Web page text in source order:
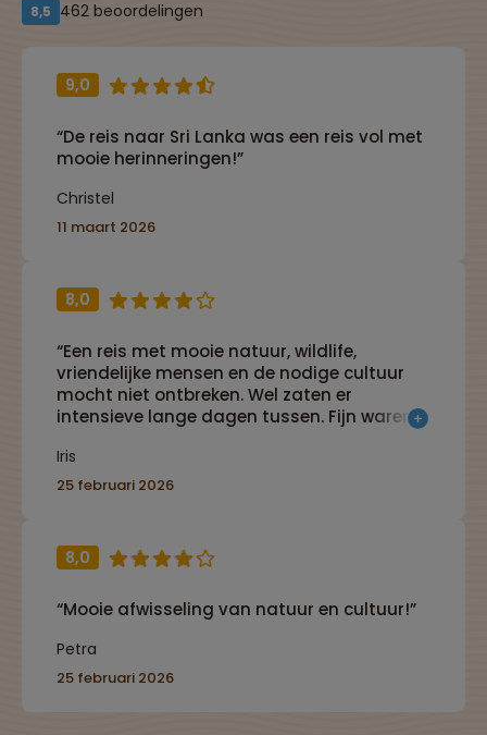
8,5 462 beoordelingen
9,0
“De reis naar Sri Lanka was een reis vol met
mooie herinneringen!”
Christel
11 maart 2026
8,0
“Een reis met mooie natuur, wildlife,
vriendelijke mensen en de nodige cultuur
mocht niet ontbreken. Wel zaten er
intensieve lange dagen tussen. Fijn waren
te relaxen.”
Iris
25 februari 2026
8,0
“Mooie afwisseling van natuur en cultuur!”
Petra
25 februari 2026